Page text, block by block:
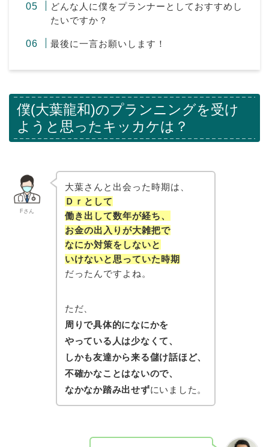
どんな人に僕をプランナーとしておすすめし
たいですか？
最後に一言お願いします！
僕(大葉龍和)のプランニングを受け
ようと思ったキッカケは？
Fさん
大葉さんと出会った時期は、
Ｄｒとして
働き出して数年が経ち、
お金の出入りが大雑把で
なにか対策をしないと
いけないと思っていた時期
だったんですよね。
ただ、
周りで具体的になにかを
やっている人は少なくて、
しかも友達から来る儲け話ほど、
不確かなことはないので、
なかなか踏み出せずにいました。